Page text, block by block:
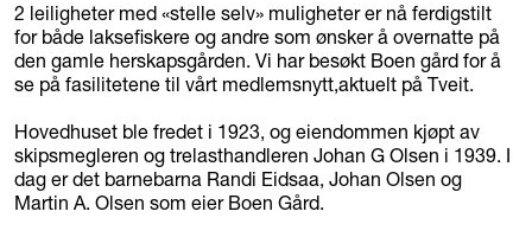
2 leiligheter med «stelle selv» muligheter er nå ferdigstilt
for både laksefiskere og andre som ønsker å overnatte på
den gamle herskapsgården. Vi har besøkt Boen gård for å
se på fasilitetene til vårt medlemsnytt,aktuelt på Tveit.
Hovedhuset ble fredet i 1923, og eiendommen kjøpt av
skipsmegleren og trelasthandleren Johan G Olsen i 1939. I
dag er det barnebarna Randi Eidsaa, Johan Olsen og
Martin A. Olsen som eier Boen Gård.